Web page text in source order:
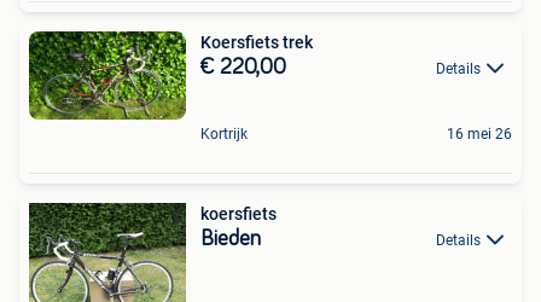
Koersfiets trek
€ 220,00 Details
Kortrijk 16 mei 26
koersfiets
Bieden Details